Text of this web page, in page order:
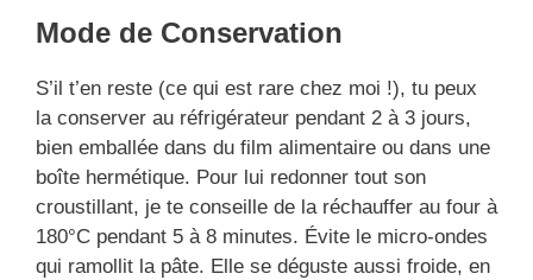
Mode de Conservation
S’il t’en reste (ce qui est rare chez moi !), tu peux
la conserver au réfrigérateur pendant 2 à 3 jours,
bien emballée dans du film alimentaire ou dans une
boîte hermétique. Pour lui redonner tout son
croustillant, je te conseille de la réchauffer au four à
180°C pendant 5 à 8 minutes. Évite le micro-ondes
qui ramollit la pâte. Elle se déguste aussi froide, en